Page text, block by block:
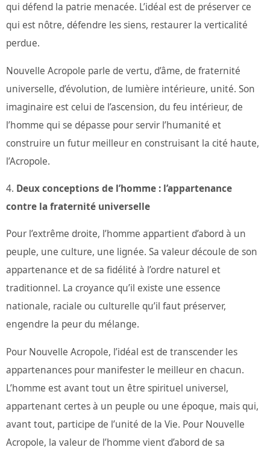
qui défend la patrie menacée. L’idéal est de préserver ce
qui est nôtre, défendre les siens, restaurer la verticalité
perdue.
Nouvelle Acropole parle de vertu, d’âme, de fraternité
universelle, d’évolution, de lumière intérieure, unité. Son
imaginaire est celui de l’ascension, du feu intérieur, de
l’homme qui se dépasse pour servir l’humanité et
construire un futur meilleur en construisant la cité haute,
l’Acropole.
Deux conceptions de l’homme : l’appartenance
contre la fraternité universelle
Pour l’extrême droite, l’homme appartient d’abord à un
peuple, une culture, une lignée. Sa valeur découle de son
appartenance et de sa fidélité à l’ordre naturel et
traditionnel. La croyance qu’il existe une essence
nationale, raciale ou culturelle qu’il faut préserver,
engendre la peur du mélange.
Pour Nouvelle Acropole, l’idéal est de transcender les
appartenances pour manifester le meilleur en chacun.
L’homme est avant tout un être spirituel universel,
appartenant certes à un peuple ou une époque, mais qui,
avant tout, participe de l’unité de la Vie. Pour Nouvelle
Acropole, la valeur de l’homme vient d’abord de sa